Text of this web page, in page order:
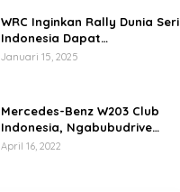
WRC Inginkan Rally Dunia Seri
Indonesia Dapat
Terselenggara 2026
Januari 15, 2025
Mercedes-Benz W203 Club
Indonesia, Ngabubudrive
Ramadhan 2022
April 16, 2022